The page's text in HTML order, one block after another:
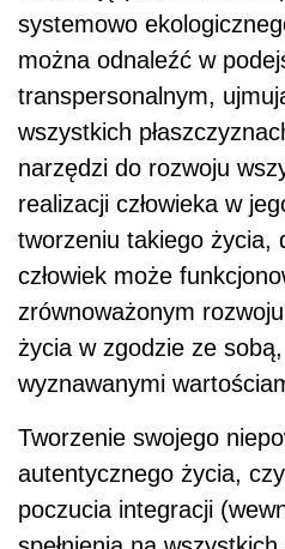
systemowo
można odnaleźć w
transpersonalnym,
wszystkich
narzędzi do rozwoju
realizacji człowieka w
tworzeniu takiego życia,
człowiek może
zrównoważonym
życia w zgodzie ze
wyznawanymi
Tworzenie swojego
autentycznego życia,
poczucia integracji